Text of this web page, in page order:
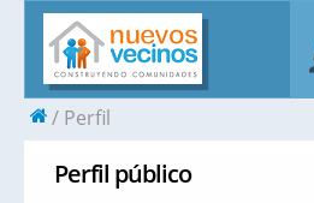
Perfil
Perfil público